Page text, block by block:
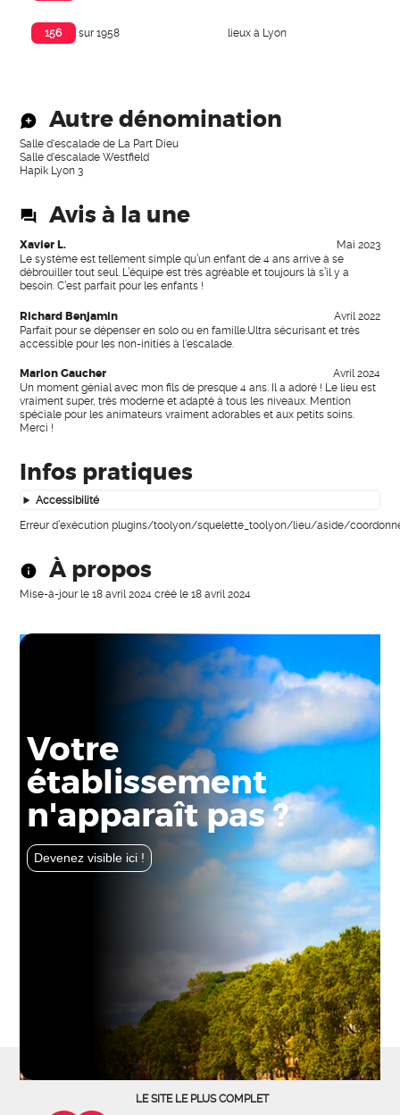
156 sur 1958 lieux à Lyon
Autre dénomination
Salle d'escalade de La Part Dieu
Salle d'escalade Westfield
Hapik Lyon 3
Avis à la une
Xavier L.
Mai 2023
Le système est tellement simple qu’un enfant de 4 ans arrive à se
débrouiller tout seul. L’équipe est très agréable et toujours là s’il y a
besoin. C’est parfait pour les enfants !
Richard Benjamin
Avril 2022
Parfait pour se dépenser en solo ou en famille.Ultra sécurisant et très
accessible pour les non-initiés à l'escalade.
Marion Gaucher
Avril 2024
Un moment génial avec mon fils de presque 4 ans. Il a adoré ! Le lieu est
vraiment super, très moderne et adapté à tous les niveaux. Mention
spéciale pour les animateurs vraiment adorables et aux petits soins.
Merci !
Infos pratiques
Accessibilité
Erreur d’exécution plugins/toolyon/squelette_toolyon/lieu/aside/
À propos
Mise-à-jour le18 avril 2024 créé le18 avril 2024
Votre
établissement
n'apparaît pas ?
Devenez visible ici !
LE SITE LE PLUS COMPLET